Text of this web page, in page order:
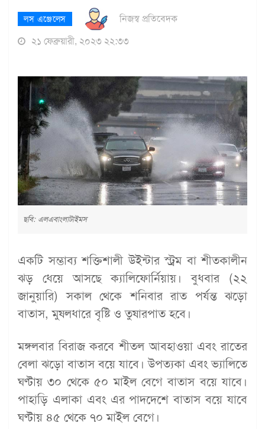
লস এঞ্জেলেস
নিজস্ব প্রতিবেদক
২১ ফেব্রুয়ারী, ২০২৩ ২২:৩৩
ছবি: এলএবাংলাটাইমস
একটি সম্ভাব্য শক্তিশালী উইন্টার স্ট্রম বা শীতকালীন
ঝড় ধেয়ে আসছে ক্যালিফোর্নিয়ায়। বুধবার (২২
জানুয়ারি) সকাল থেকে শনিবার রাত পর্যন্ত ঝড়ো
বাতাস, মুষলধারে বৃষ্টি ও তুষারপাত হবে।
মঙ্গলবার বিরাজ করবে শীতল আবহাওয়া এবং রাতের
বেলা ঝড়ো বাতাস বয়ে যাবে। উপত্যকা এবং ভ্যালিতে
ঘণ্টায় ৩০ থেকে ৫০ মাইল বেগে বাতাস বয়ে যাবে।
পাহাড়ি এলাকা এবং এর পাদদেশে বাতাস বয়ে যাবে
ঘণ্টায় ৪৫ থেকে ৭০ মাইল বেগে।